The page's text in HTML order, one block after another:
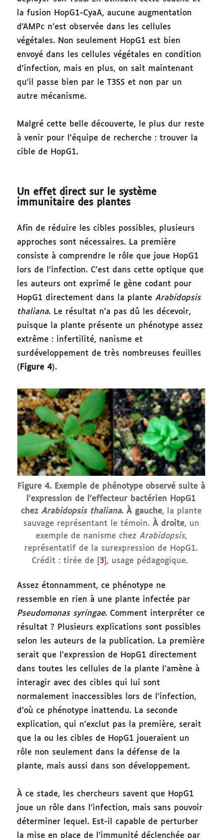
la fusion HopG1-CyaA, aucune augmentation
d’AMPc n’est observée dans les cellules
végétales. Non seulement HopG1 est bien
envoyé dans les cellules végétales en condition
d’infection, mais en plus, on sait maintenant
qu’il passe bien par le T3SS et non par un
autre mécanisme.
Malgré cette belle découverte, le plus dur reste
à venir pour l’équipe de recherche : trouver la
cible de HopG1.
Un effet direct sur le système
immunitaire des plantes
Afin de réduire les cibles possibles, plusieurs
approches sont nécessaires. La première
consiste à comprendre le rôle que joue HopG1
lors de l’infection. C’est dans cette optique que
les auteurs ont exprimé le gène codant pour
HopG1 directement dans la planteArabidopsis
thaliana. Le résultat n’a pas dû les décevoir,
puisque la plante présente un phénotype assez
extrême : infertilité, nanisme et
surdéveloppement de très nombreuses feuilles
( Figure 4).
Figure 4.
Exemple de phénotype observé suite à
l’expression de l’effecteur bactérien HopG1
chez Arabidopsis thaliana. À gauche, la plante
sauvage représentant le témoin. À droite, un
exemple de nanisme chez Arabidopsis,
représentatif de la surexpression de HopG1.
Crédit : tirée de [ 3], usage pédagogique.
Assez étonnamment, ce phénotype ne
ressemble en rien à une plante infectée par
Pseudomonas syringae. Comment interpréter ce
résultat ? Plusieurs explications sont possibles
selon les auteurs de la publication. La première
serait que l’expression de HopG1 directement
dans toutes les cellules de la plante l’amène à
interagir avec des cibles qui lui sont
normalement inaccessibles lors de l’infection,
d’où ce phénotype inattendu. La seconde
explication, qui n’exclut pas la première, serait
que la ou les cibles de HopG1 joueraient un
rôle non seulement dans la défense de la
plante, mais aussi dans son développement.
À ce stade, les chercheurs savent que HopG1
joue un rôle dans l’infection, mais sans pouvoir
déterminer lequel. Est-il capable de perturber
la mise en place de l’immunité déclenchée par